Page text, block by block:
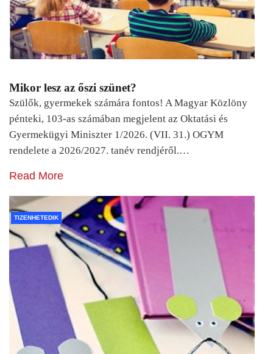
Mikor lesz az őszi szünet?
Szülők, gyermekek számára fontos! A Magyar Közlöny
pénteki, 103-as számában megjelent az Oktatási és
Gyermekügyi Miniszter 1/2026. (VII. 31.) OGYM
rendelete a 2026/2027. tanév rendjéről.…
Read More
TIZENHETEDIK